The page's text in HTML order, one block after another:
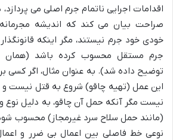
صراحت بیان می کند که اندیشه
خودی خود جرم نیستند، مگر اینکه
جرم مستقل محسوب کرده باشد (همان
توضیح داده شد). به عنوان مثال، اگر کسی
این عمل (تهیه چاقو) شروع به قتل نیست
نیست مگر آنکه حمل آن چاقو، به دلیل نوع
نوعی خط فاصلی بین اعمال بی ضرر و اعمال